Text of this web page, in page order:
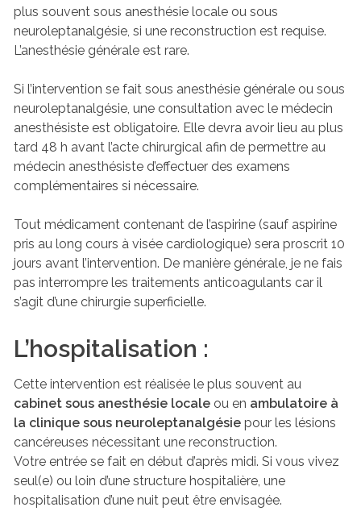
plus souvent sous anesthésie locale ou sous
neuroleptanalgésie, si une reconstruction est requise.
L’anesthésie générale est rare.
Si l’intervention se fait sous anesthésie générale ou sous
neuroleptanalgésie, une consultation avec le médecin
anesthésiste est obligatoire. Elle devra avoir lieu au plus
tard 48 h avant l’acte chirurgical afin de permettre au
médecin anesthésiste d’effectuer des examens
complémentaires si nécessaire.
Tout médicament contenant de l’aspirine (sauf aspirine
pris au long cours à visée cardiologique) sera proscrit 10
jours avant l’intervention. De manière générale, je ne fais
pas interrompre les traitements anticoagulants car il
s’agit d’une chirurgie superficielle.
L’hospitalisation :
Cette intervention est réalisée le plus souvent au
cabinet sous anesthésie localeou en ambulatoire à
la clinique sous neuroleptanalgésiepour les lésions
cancéreuses nécessitant une reconstruction.
Votre entrée se fait en début d’après midi. Si vous vivez
seul(e) ou loin d’une structure hospitalière, une
hospitalisation d’une nuit peut être envisagée.